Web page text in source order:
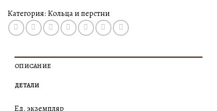
Категория: Кольца и перстни
ОПИСАНИЕ
ДЕТАЛИ
Ед. экземпляр